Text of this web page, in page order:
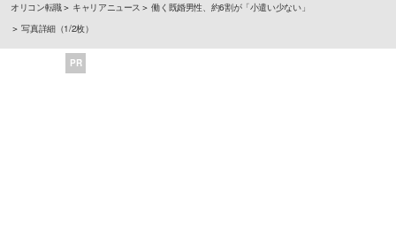
オリコン転職 キャリアニュース
働く既婚男性、約6割が「小遣い少ない」
写真詳細（1/2枚）
PR